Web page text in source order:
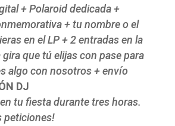
+ Polaroid dedicada +
+ tu nombre o el
en el LP + 2 entradas en la
que tú elijas con pase para
algo con nosotros + envío
DJ
tu fiesta durante tres horas.
peticiones!